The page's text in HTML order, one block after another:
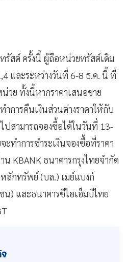
รัสต์ ครั้งนี้ ผู้ถือหน่วยทรัสต์เดิม
และระหว่างวันที่ 6-8 ธ.ค. นี้ ที่
วย ทั้งนี้หากราคาเสนอขาย
ำการคืนเงินส่วนต่างราคาให้กับ
สามารถจองซื้อได้ในวันที่ 13-
ทำการชำระเงินจองซื้อที่ราคา
KBANK ธนาคารกรุงไทยจำกัด
กทรัพย์ (บล.) เมย์แบงก์
) และธนาคารซีไอเอ็มบีไทย